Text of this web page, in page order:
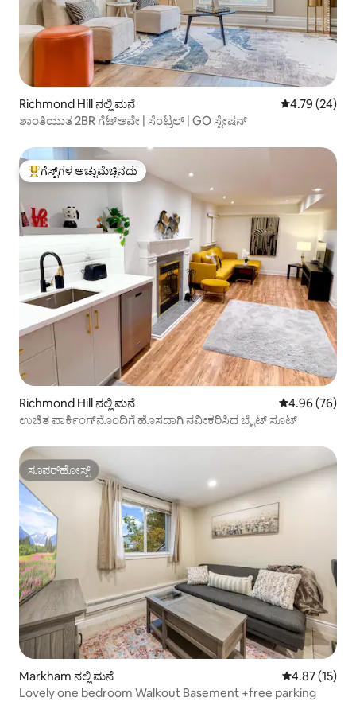
Richmond Hill ನಲ್ಲಿ ಮನೆ 5 ರಲ್ಲಿ 4.79
4.79 (24)
ಶಾಂತಿಯುತ 2BR ಗೆಟ್‌ಅವೇ | ಸೆಂಟ್ರಲ್ | GO ಸ್ಟೇಷನ್
ಗೆಸ್ಟ್‌ಗಳಿಗೆ ಅತಿ ಹೆಚ್ಚು ಅಚ್ಚುಮೆಚ್ಚಿನದು
ಗೆಸ್ಟ್‌ಗಳ ಅಚ್ಚುಮೆಚ್ಚಿನದು
Richmond Hill ನಲ್ಲಿ ಮನೆ 5 ರಲ್ಲಿ 4.96
4.96 (76)
ಉಚಿತ ಪಾರ್ಕಿಂಗ್‌ನೊಂದಿಗೆ ಹೊಸದಾಗಿ ನವೀಕರಿಸಿದ ಬ್ರೈಟ್ ಸೂಟ್
ಸೂಪರ್‌ಹೋಸ್ಟ್
ಸೂಪರ್‌ಹೋಸ್ಟ್
Markham ನಲ್ಲಿ ಮನೆ 5 ರಲ್ಲಿ 4.87
4.87 (15)
Lovely one bedroom Walkout Basement +free parking